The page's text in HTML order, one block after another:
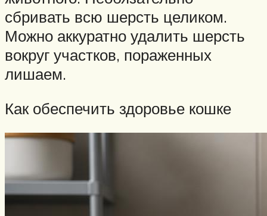
сбривать всю шерсть целиком.
Можно аккуратно удалить шерсть
вокруг участков, пораженных
лишаем.
Как обеспечить здоровье кошке